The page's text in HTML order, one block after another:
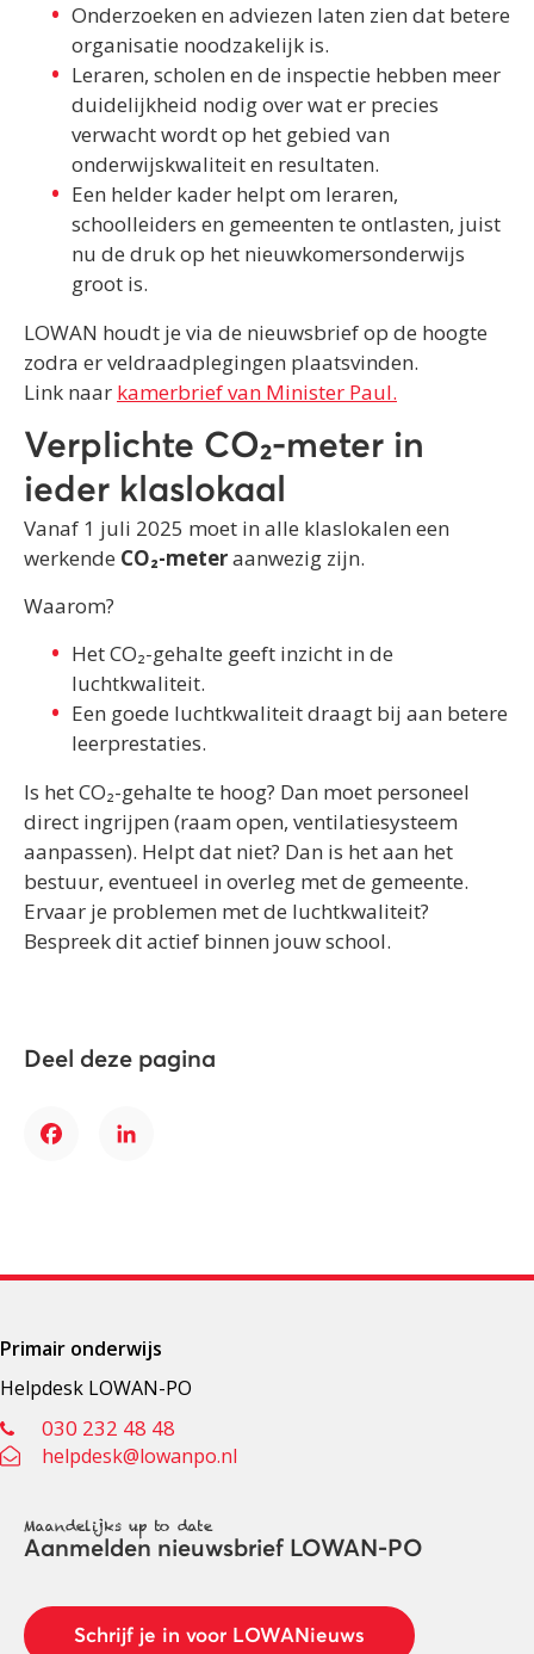
Onderzoeken en adviezen laten zien dat betere
organisatie noodzakelijk is.
Leraren, scholen en de inspectie hebben meer
duidelijkheid nodig over wat er precies
verwacht wordt op het gebied van
onderwijskwaliteit en resultaten.
Een helder kader helpt om leraren,
schoolleiders en gemeenten te ontlasten, juist
nu de druk op het nieuwkomersonderwijs
groot is.
LOWAN houdt je via de nieuwsbrief op de hoogte
zodra er veldraadplegingen plaatsvinden.
Link naar kamerbrief van Minister Paul.
Verplichte CO₂-meter in
ieder klaslokaal
Vanaf 1 juli 2025 moet in alle klaslokalen een
werkende CO₂-meteraanwezig zijn.
Waarom?
Het CO₂-gehalte geeft inzicht in de
luchtkwaliteit.
Een goede luchtkwaliteit draagt bij aan betere
leerprestaties.
Is het CO₂-gehalte te hoog? Dan moet personeel
direct ingrijpen (raam open, ventilatiesysteem
aanpassen). Helpt dat niet? Dan is het aan het
bestuur, eventueel in overleg met de gemeente.
Ervaar je problemen met de luchtkwaliteit?
Bespreek dit actief binnen jouw school.
Deel deze pagina
FacebookLinkedIn
Primair onderwijs
Helpdesk LOWAN-PO
030 232 48 48
helpdesk@lowanpo.nl
Maandelijks up to date
Aanmelden nieuwsbrief LOWAN-PO
Schrijf je in voor LOWANieuws